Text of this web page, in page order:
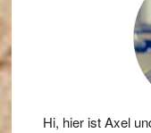
Hi, hier ist Axel